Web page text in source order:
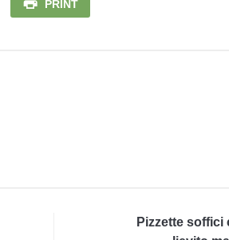
PRINT
Pizzette soffici